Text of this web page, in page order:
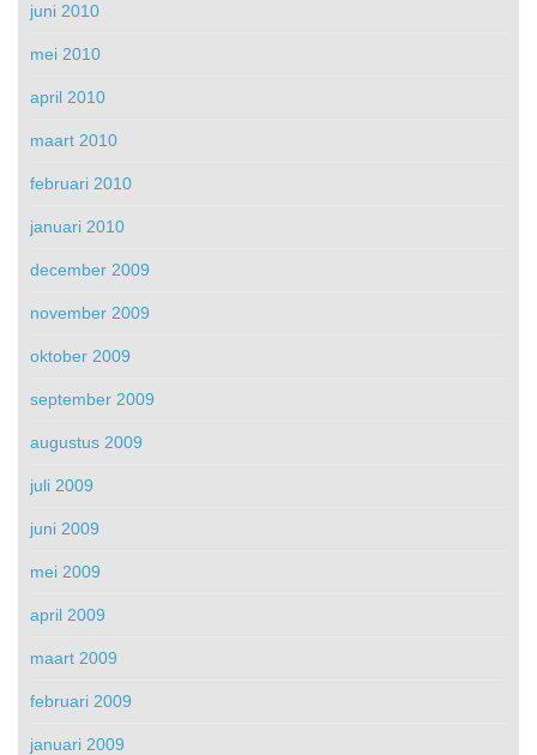
juni 2010
mei 2010
april 2010
maart 2010
februari 2010
januari 2010
december 2009
november 2009
oktober 2009
september 2009
augustus 2009
juli 2009
juni 2009
mei 2009
april 2009
maart 2009
februari 2009
januari 2009